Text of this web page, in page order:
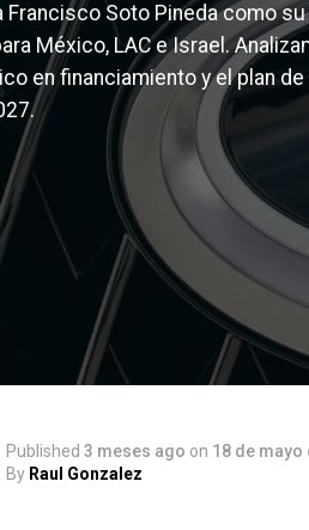
Francisco Soto Pineda como
México, LAC e Israel.
en financiamiento y el plan de
Published 3 meses ago on 18 de mayo
By Raul Gonzalez